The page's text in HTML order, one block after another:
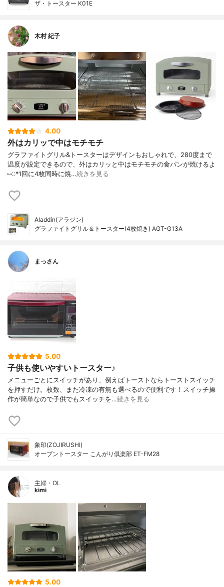
ザ・トースター K01E
木村 紀子
4.00
外はカリッで中はモチモチ
グラファイトグリル&トースターはデザインもおしゃれで、280度まで
温度が設定できるので、外はカリッと中はモチモチの食パンが焼けるよ
⑅︎◡̈︎*1回に4枚同時に焼…続きを見る
Aladdin(アラジン)
グラファイトグリル＆トースター(4枚焼き) AGT-G13A
まっさん
5.00
子供も使いやすいトースター♪
メニューごとにスイッチがあり、例えばトーストならトーストスイッチ
を押すだけ。枚数、また冷凍の有無も選べるので便利です！スイッチ操
作が簡単なので子供でもスイッチを…続きを見る
象印(ZOJIRUSHI)
オーブントースター こんがり倶楽部 ET-FM28
主婦・OL
kimi
5.00